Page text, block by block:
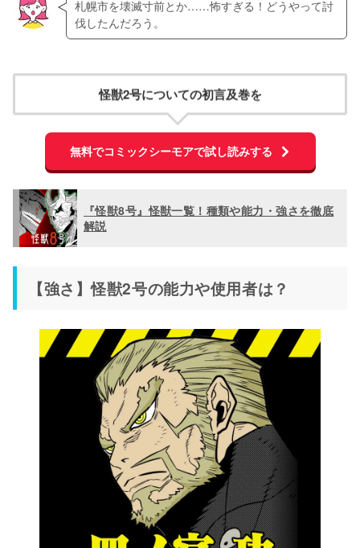
札幌市を壊滅寸前とか……怖すぎる！どうやって討
伐したんだろう。
怪獣2号についての初言及巻を
無料でコミックシーモアで試し読みする
『怪獣8号』怪獣一覧！種類や能力・強さを徹底
解説
【強さ】怪獣2号の能力や使用者は？